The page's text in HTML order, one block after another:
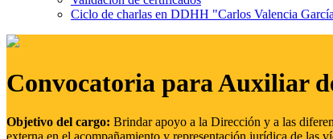
Ciclo de charlas en DDHH "Carlos Valencia
Convocatoria para Auxiliar
Objetivo del cargo: Brindar apoyo a la Dirección y a las